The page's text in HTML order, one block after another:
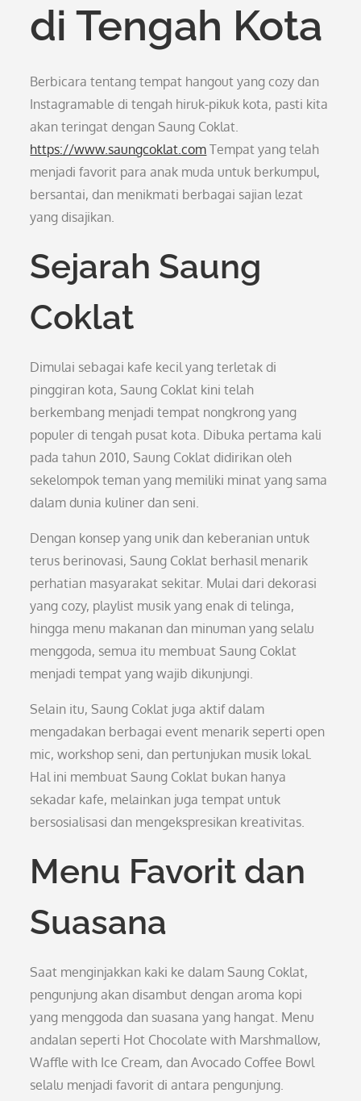
di Tengah Kota
Berbicara tentang tempat hangout yang cozy dan
Instagramable di tengah hiruk-pikuk kota, pasti kita
akan teringat dengan Saung Coklat.
https://www.saungcoklat.com Tempat yang telah
menjadi favorit para anak muda untuk berkumpul,
bersantai, dan menikmati berbagai sajian lezat
yang disajikan.
Sejarah Saung
Coklat
Dimulai sebagai kafe kecil yang terletak di
pinggiran kota, Saung Coklat kini telah
berkembang menjadi tempat nongkrong yang
populer di tengah pusat kota. Dibuka pertama kali
pada tahun 2010, Saung Coklat didirikan oleh
sekelompok teman yang memiliki minat yang sama
dalam dunia kuliner dan seni.
Dengan konsep yang unik dan keberanian untuk
terus berinovasi, Saung Coklat berhasil menarik
perhatian masyarakat sekitar. Mulai dari dekorasi
yang cozy, playlist musik yang enak di telinga,
hingga menu makanan dan minuman yang selalu
menggoda, semua itu membuat Saung Coklat
menjadi tempat yang wajib dikunjungi.
Selain itu, Saung Coklat juga aktif dalam
mengadakan berbagai event menarik seperti open
mic, workshop seni, dan pertunjukan musik lokal.
Hal ini membuat Saung Coklat bukan hanya
sekadar kafe, melainkan juga tempat untuk
bersosialisasi dan mengekspresikan kreativitas.
Menu Favorit dan
Suasana
Saat menginjakkan kaki ke dalam Saung Coklat,
pengunjung akan disambut dengan aroma kopi
yang menggoda dan suasana yang hangat. Menu
andalan seperti Hot Chocolate with Marshmallow,
Waffle with Ice Cream, dan Avocado Coffee Bowl
selalu menjadi favorit di antara pengunjung.